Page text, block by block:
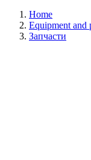
Home
Equipment and
Запчасти